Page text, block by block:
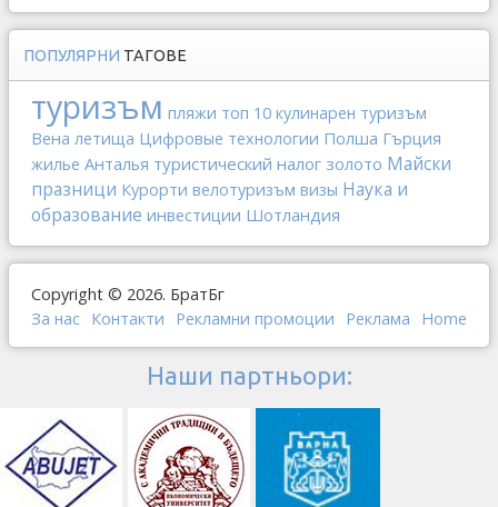
ПОПУЛЯРНИ ТАГОВЕ
туризъм пляжи топ 10 кулинарен туризъм
Вена летища Цифровые технологии Полша Гърция
жилье Анталья туристический налог золото Майски
празници Курорти велотуризъм визы Наука и
образование инвестиции Шотландия
Copyright © 2026. БратБг
За нас Контакти Рекламни промоции Реклама Home
Наши партньори: